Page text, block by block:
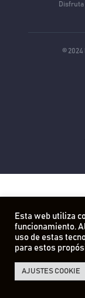
Disfruta
© 2024
Esta web utiliza
funcionamiento.
uso de estas
para estos
AJUSTES COOKIE